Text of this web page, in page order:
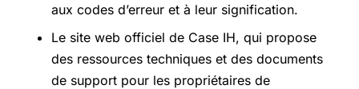
aux codes d’erreur et à leur signification.
Le site web officiel de Case IH, qui propose
des ressources techniques et des documents
de support pour les propriétaires de